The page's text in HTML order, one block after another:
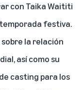
con Taika Waititi
festiva.
la relación
así como su
casting para los